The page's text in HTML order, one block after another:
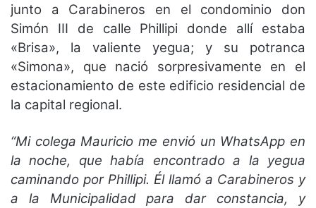
junto a Carabineros en el condominio don
Simón III de calle Phillipi donde allí estaba
«Brisa», la valiente yegua; y su potranca
«Simona», que nació sorpresivamente en el
estacionamiento de este edificio residencial de
la capital regional.
“Mi colega Mauricio me envió un WhatsApp en
la noche, que había encontrado a la yegua
caminando por Phillipi. Él llamó a Carabineros y
a la Municipalidad para dar constancia, y